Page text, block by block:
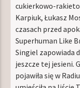
cukierkowo-
Karpiuk, Łukasz
czasach przed
Superhuman Like
Singiel zapowiada
jeszcze tej jesieni.
pojawiła się w